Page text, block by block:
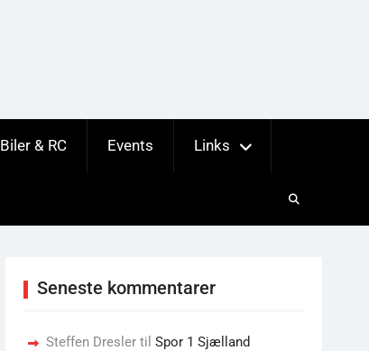
Biler & RC Events Links
Seneste kommentarer
Steffen Dresler til Spor 1 Sjælland